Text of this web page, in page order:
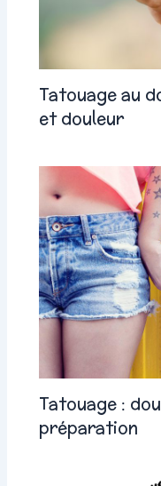
Tatouage au
et douleur
Tatouage :
préparation